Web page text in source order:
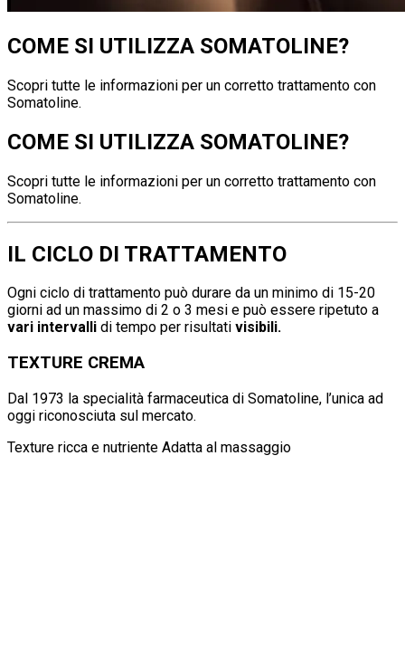
COME SI UTILIZZA SOMATOLINE?
Scopri tutte le informazioni per un corretto trattamento con
Somatoline.
COME SI UTILIZZA SOMATOLINE?
Scopri tutte le informazioni per un corretto trattamento con
Somatoline.
IL CICLO DI TRATTAMENTO
Ogni ciclo di trattamento può durare da un minimo di 15-20
giorni ad un massimo di 2 o 3 mesi e può essere ripetuto a
vari intervalli di tempo per risultati visibili.
TEXTURE CREMA
Dal 1973 la specialità farmaceutica di Somatoline, l’unica ad
oggi riconosciuta sul mercato.
Texture ricca e nutriente Adatta al massaggio